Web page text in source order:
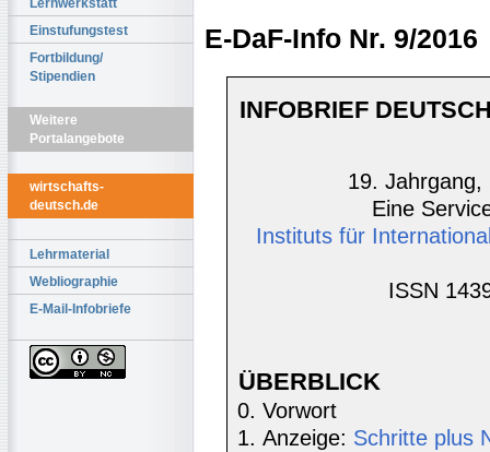
Einstufungstest
Fortbildung/
Stipendien
Weitere
Portalangebote
wirtschafts-
deutsch.de
Lehrmaterial
Webliographie
E-Mail-Infobriefe
E-DaF-Info Nr. 9/2016
INFOBRIEF
19. Jahrgang,
Eine
Instituts für
ISSN
ÜBERBLICK
Vorwort
Anzeige: Schritte plus